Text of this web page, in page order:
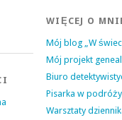
WIĘCEJ O
Mój blog „W
Mój projekt
Biuro
Pisarka w podróży
Warsztaty